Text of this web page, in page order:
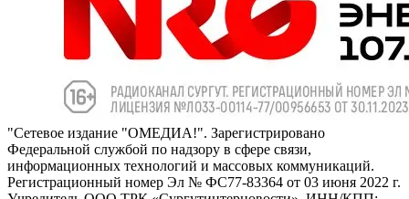
"Сетевое издание "ОМЕДИА!". Зарегистрировано
Федеральной службой по надзору в сфере связи,
информационных технологий и массовых коммуникаций.
Регистрационный номер Эл № ФС77-83364 от 03 июня 2022 г.